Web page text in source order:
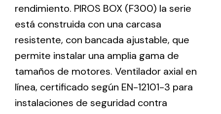
different uses
Iluminación Solar
Variedad de soluciones solares para todo tipo
rendimiento. PIROS BOX (F300) la serie
está construida con una carcasa
resistente, con bancada ajustable, que
permite instalar una amplia gama de
tamaños de motores. Ventilador axial en
línea, certificado según EN-12101-3 para
instalaciones de seguridad contra